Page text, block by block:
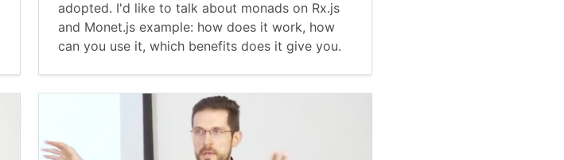
adopted. I'd like to talk about monads on Rx.js
and Monet.js example: how does it work, how
can you use it, which benefits does it give you.